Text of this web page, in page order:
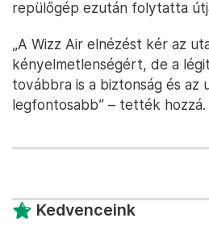
repülőgép ezután folytatta
„A Wizz Air elnézést kér az
kényelmetlenségért, de a
továbbra is a biztonság és az
legfontosabb” – tették hozzá.
Kedvenceink